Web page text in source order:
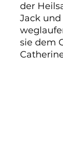
der
Jack
sie dem